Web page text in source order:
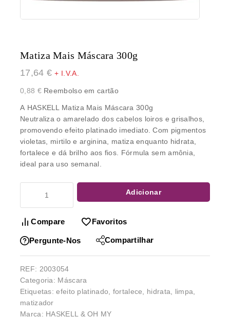
Matiza Mais Máscara 300g
17,64 € + I.V.A.
0,88 €Reembolso em cartão
A HASKELL Matiza Mais Máscara 300g
Neutraliza o amarelado dos cabelos loiros e grisalhos,
promovendo efeito platinado imediato. Com pigmentos
violetas, mirtilo e arginina, matiza enquanto hidrata,
fortalece e dá brilho aos fios. Fórmula sem amônia,
ideal para uso semanal.
Adicionar
Compare Favoritos
Pergunte-Nos Compartilhar
REF: 2003054
Categoria: Máscara
Etiquetas:efeito platinado fortalece hidrata limpa
matizador
Marca: HASKELL & OH MY